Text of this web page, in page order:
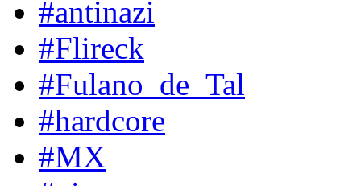
#antinazi
#Flireck
#Fulano_de_Tal
#hardcore
#MX